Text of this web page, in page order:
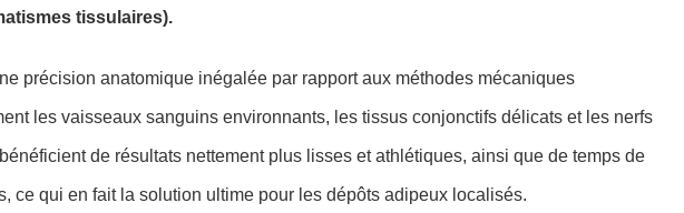
tissulaires).
précision anatomique inégalée par rapport aux méthodes mécaniques
les vaisseaux sanguins environnants, les tissus conjonctifs délicats et les nerfs
de résultats nettement plus lisses et athlétiques, ainsi que de temps de
ce qui en fait la solution ultime pour les dépôts adipeux localisés.